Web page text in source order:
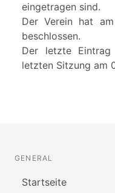
eingetragen sind.
Der Verein hat am
beschlossen.
Der letzte
letzten Sitzung am
GENERAL
Startseite